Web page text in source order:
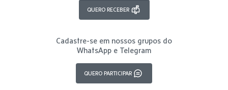
QUERO RECEBER
Cadastre-se em nossos grupos do
WhatsApp e Telegram
QUERO PARTICIPAR